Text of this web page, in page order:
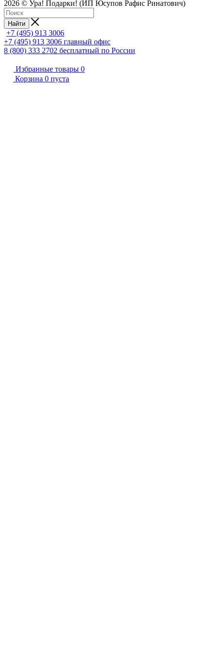
2026 © Ура! Подарки! (ИП Юсупов Рафис Ринатович)
Найти
+7 (495) 913 3006
+7 (495) 913 3006 главный офис
8 (800) 333 2702 бесплатный по России
Избранные товары 0
Корзина 0 пуста